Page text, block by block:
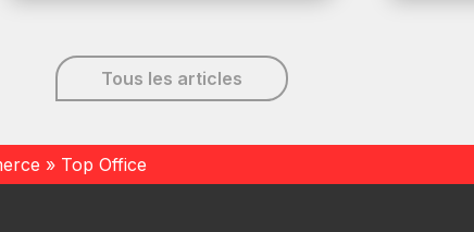
Tous les articles
» Top Office